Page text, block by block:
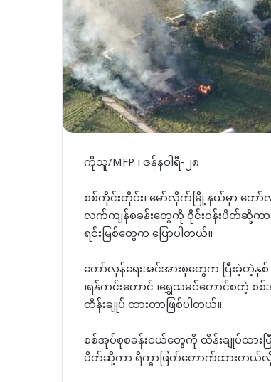
ကိုသူ/MFP ၊ ဇန်နဝါရီ-၂၈
စစ်ကိုင်းတိုင်း၊ မော်လိုက်မြို့နယ်မှာ တ
လက်ကျန်စခန်းတွေကို ဝိုင်းဝန်းပိတ်ဆို့က
ရင်းမြစ်တွေက ပြောပါတယ်။
တော်လှန်ရေးအင်အားစုတွေက ပြီး
၊ရန်ကင်းတောင် ၊ရွှေသမင်တောင်စတဲ့
ထိန်းချုပ် ထားတာဖြစ်ပါတယ်။
စစ်အုပ်စုစခန်းငယ်တွေကို ထိန်းချုပ်ထားပ
ပိတ်ဆို့ကာ ရိက္ခာဖြတ်တောက်ထားတယ်လို့